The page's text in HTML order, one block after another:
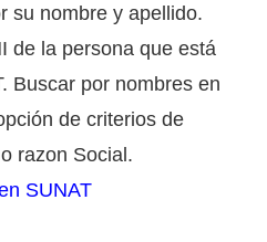
su nombre y apellido.
de la persona que está
Buscar por nombres en
de criterios de
razon Social.
SUNAT